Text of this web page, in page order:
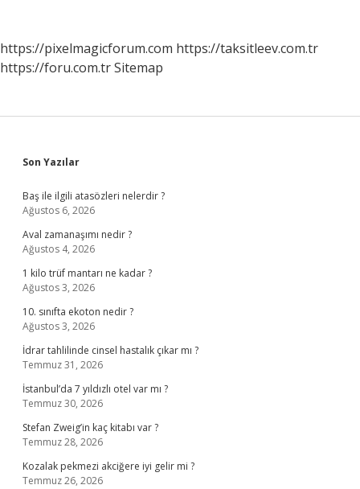
https://pixelmagicforum.com https://taksitleev.com.tr
https://foru.com.trSitemap
Sidebar
Son Yazılar
Baş ile ilgili atasözleri nelerdir ?
Ağustos 6, 2026
Aval zamanaşımı nedir ?
Ağustos 4, 2026
1 kilo trüf mantarı ne kadar ?
Ağustos 3, 2026
10. sınıfta ekoton nedir ?
Ağustos 3, 2026
İdrar tahlilinde cinsel hastalık çıkar mı ?
Temmuz 31, 2026
İstanbul’da 7 yıldızlı otel var mı ?
Temmuz 30, 2026
Stefan Zweig’in kaç kitabı var ?
Temmuz 28, 2026
Kozalak pekmezi akciğere iyi gelir mi ?
Temmuz 26, 2026